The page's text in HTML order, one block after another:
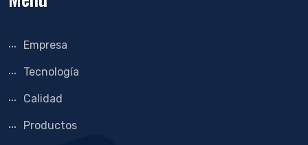
Empresa
Tecnología
Calidad
Productos